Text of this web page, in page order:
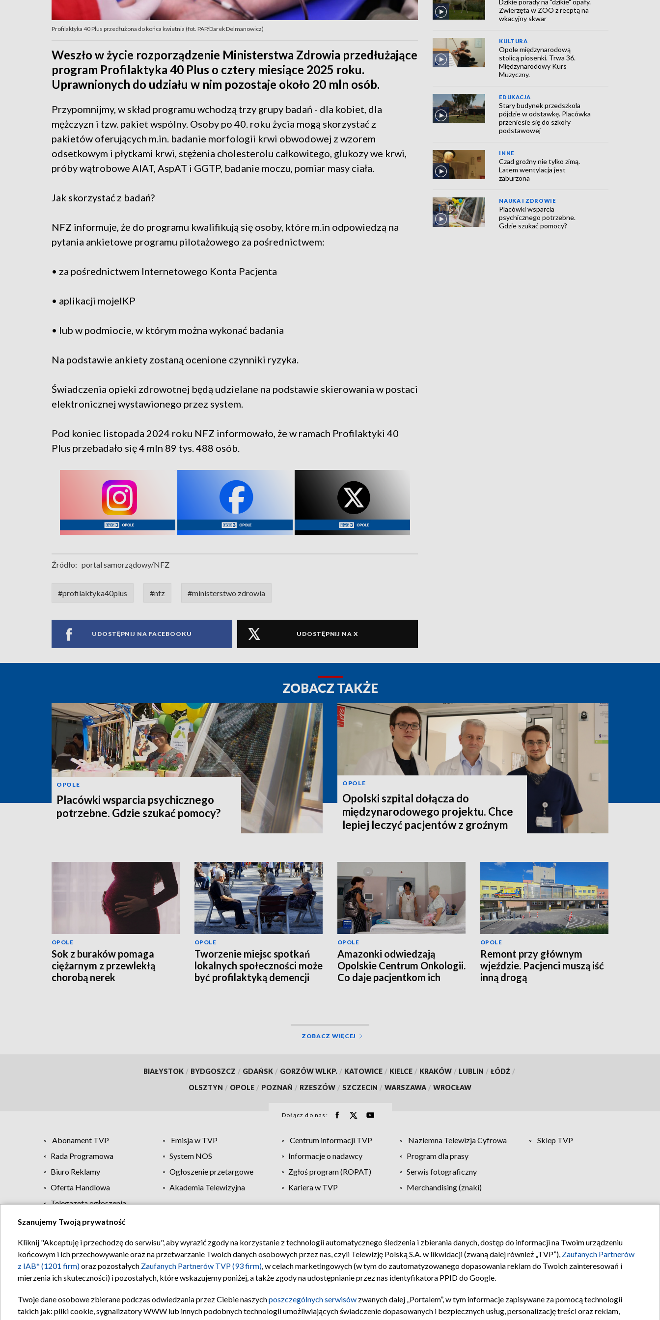
Profilaktyka 40 Plus przedłużona do końca kwietnia (fot. PAP/Darek Delmanowicz)
Weszło w życie rozporządzenie Ministerstwa Zdrowia przedłużające
program Profilaktyka 40 Plus o cztery miesiące 2025 roku.
Uprawnionych do udziału w nim pozostaje około 20 mln osób.
Przypomnijmy, w skład programu wchodzą trzy grupy badań - dla kobiet, dla
mężczyzn i tzw. pakiet wspólny. Osoby po 40. roku życia mogą skorzystać z
pakietów oferujących m.in. badanie morfologii krwi obwodowej z wzorem
odsetkowym i płytkami krwi, stężenia cholesterolu całkowitego, glukozy we krwi,
próby wątrobowe AlAT, AspAT i GGTP, badanie moczu, pomiar masy ciała.
Jak skorzystać z badań?
NFZ informuje, że do programu kwalifikują się osoby, które m.in odpowiedzą na
pytania ankietowe programu pilotażowego za pośrednictwem:
• za pośrednictwem Internetowego Konta Pacjenta
• aplikacji mojeIKP
• lub w podmiocie, w którym można wykonać badania
Na podstawie ankiety zostaną ocenione czynniki ryzyka.
Świadczenia opieki zdrowotnej będą udzielane na podstawie skierowania w postaci
elektronicznej wystawionego przez system.
Pod koniec listopada 2024 roku NFZ informowało, że w ramach Profilaktyki 40
Plus przebadało się 4 mln 89 tys. 488 osób.
Źródło: portal samorządowy/NFZ
#profilaktyka40plus #nfz #ministerstwo zdrowia
UDOSTĘPNIJ NA FACEBOOKU UDOSTĘPNIJ NA X
Zwierzęta w ZOO z recptą na
wkacyjny skwar
KULTURA
Opole międzynarodową
stolicą piosenki. Trwa 36.
Międzynarodowy Kurs
Muzyczny.
EDUKACJA
Stary budynek przedszkola
pójdzie w odstawkę. Placówka
przeniesie się do szkoły
podstawowej
INNE
Czad groźny nie tylko zimą.
Latem wentylacja jest
zaburzona
NAUKA I ZDROWIE
Placówki wsparcia
psychicznego potrzebne.
Gdzie szukać pomocy?
ZOBACZ TAKŻE
OPOLE
Placówki wsparcia psychicznego
potrzebne. Gdzie szukać pomocy?
OPOLE
Opolski szpital dołącza do
międzynarodowego projektu. Chce
lepiej leczyć pacjentów z groźnym
OPOLE
Sok z buraków pomaga
ciężarnym z przewlekłą
chorobą nerek
OPOLE
Tworzenie miejsc spotkań
lokalnych społeczności może
być profilaktyką demencji
OPOLE
Amazonki odwiedzają
Opolskie Centrum Onkologii.
Co daje pacjentkom ich
OPOLE
Remont przy głównym
wjeździe. Pacjenci muszą iść
inną drogą
ZOBACZ WIĘCEJ
BIAŁYSTOK / BYDGOSZCZ / GDAŃSK / GORZÓW WLKP. / KATOWICE / KIELCE / KRAKÓW / LUBLIN / ŁÓDŹ /
OLSZTYN / OPOLE / POZNAŃ / RZESZÓW / SZCZECIN / WARSZAWA / WROCŁAW
Dołącz do nas:
Abonament TVP Emisja w TVP Centrum informacji TVP Naziemna Telewizja Cyfrowa
Sklep TVP
Rada Programowa
System NOS Informacje o nadawcy
Program dla prasy
Biuro Reklamy
Ogłoszenie przetargowe Zgłoś program (ROPAT)
Serwis fotograficzny
Oferta Handlowa
Akademia Telewizyjna Kariera w TVP
Merchandising (znaki)
Telegazeta ogłoszenia
Regulamin TVP Polityka prywatności Moje zgody Pomoc Biuro reklamy Kontakt
Szanujemy Twoją prywatność
Kliknij "Akceptuję i przechodzę do serwisu", aby wyrazić zgody na korzystanie z technologii automatycznego śledzenia i zbierania danych, dostęp do informacji na Twoim urządzeniu
końcowym i ich przechowywanie oraz na przetwarzanie Twoich danych osobowych przez nas, czyli Telewizję Polską S.A. w likwidacji (zwaną dalej również „TVP”), Zaufanych Partnerów
z IAB* (1201 firm)oraz pozostałych Zaufanych Partnerów TVP (93 firm), w celach marketingowych (w tym do zautomatyzowanego dopasowania reklam do Twoich zainteresowań i
mierzenia ich skuteczności) i pozostałych, które wskazujemy poniżej, a także zgody na udostępnianie przez nas identyfikatora PPID do Google.
Twoje dane osobowe zbierane podczas odwiedzania przez Ciebie naszychposzczególnych serwisów zwanych dalej „Portalem”, w tym informacje zapisywane za pomocą technologii
takich jak: pliki cookie, sygnalizatory WWW lub innych podobnych technologii umożliwiających świadczenie dopasowanych i bezpiecznych usług, personalizację treści oraz reklam,